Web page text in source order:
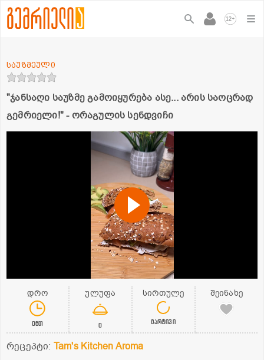
12+
"ჯანსაღი საუზმე გამოიყურება ასე... არის საოცრად
გემრიელი!" - ორაგულის სენდვიჩი
საუზმეული
დრო
0წთ
ულუფა
0
სირთულე
მარტივი
შეინახე
რეცეპტი: Tam's Kitchen Aroma